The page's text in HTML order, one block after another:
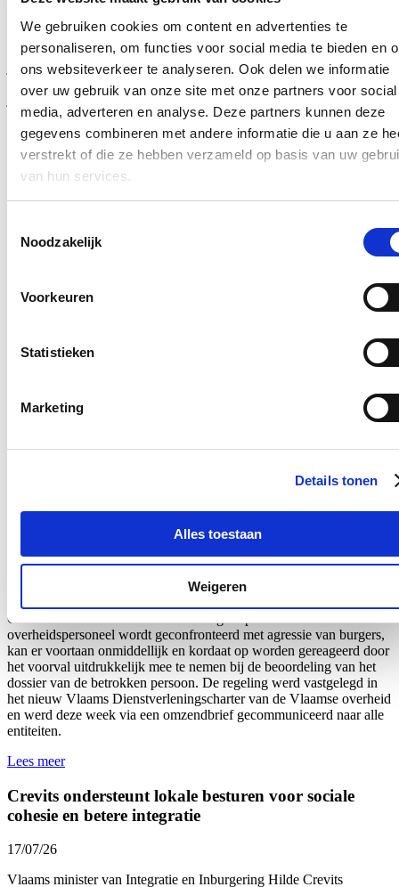
We gebruiken cookies om content en advertenties te
personaliseren, om functies voor social media te bieden en
ons websiteverkeer te analyseren. Ook delen we informatie
over uw gebruik van onze site met onze partners voor social
media, adverteren en analyse. Deze partners kunnen deze
gegevens combineren met andere informatie die u aan ze
verstrekt of die ze hebben verzameld op basis van uw
van hun services.
Noodzakelijk
Voorkeuren
Statistieken
Marketing
Details tonen
Alles toestaan
Weigeren
wanneer de situatie daar terug veilig is”, aldus Vlaams
minister van Welzijn en Gezin Hilde Crevits.
Ook het aanbod voor ontheemden via ‘ 1 Gezin, 1 Plan’ binnen de
jeugdhulp werd versterkt. Het gaat over specifieke ondersteuning
en begeleiding voor gezinnen in moeilijke omstandigheden. Eind
januari hebben 132 gezinnen zich aangemeld, voor 70 gezinnen
werd er uiteindelijk een begeleidend traject opgestart.
Blijf op de hoogte
Ja, ik wens de nieuwsbrief van Hilde Crevits te ontvangen op
bovenstaand mailadres*
Nieuws
Aantal meldingen van agressief of ongewenst gedrag
dat dossiers tijdelijk kan opschorten in geval van
Het aantal meldingen van ongewenst gedrag van derden tegenover
personeelsleden van de Vlaamse overheidsteeg met 60%.
Crevits. De minister wil daarom strenger optreden: indien
overheidspersoneel wordt geconfronteerd met agressie van burgers,
kan er voortaan onmiddellijk en kordaat op worden gereageerd door
het voorval uitdrukkelijk mee te nemen bij de beoordeling van het
dossier van de betrokken persoon. De regeling werd vastgelegd in
het nieuw Vlaams Dienstverleningscharter van de Vlaamse overheid
en werd deze week via een omzendbrief gecommuniceerd naar alle
entiteiten.
Lees meer
Crevits ondersteunt lokale besturen voor sociale
cohesie en betere integratie
17/07/26
Vlaams minister van Integratie en Inburgering Hilde Crevits